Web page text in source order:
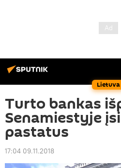
Lietuva
Turto bankas
Senamiestyje
pastatus
17:04 09.11.2018